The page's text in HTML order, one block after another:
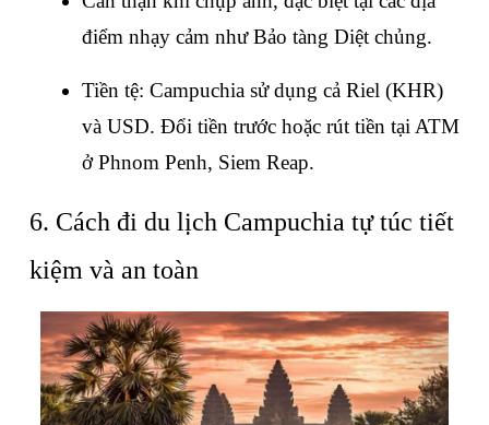
điểm nhạy cảm như Bảo tàng Diệt chủng.
Tiền tệ: Campuchia sử dụng cả Riel (KHR)
và USD. Đổi tiền trước hoặc rút tiền tại ATM
ở Phnom Penh, Siem Reap.
6. Cách đi du lịch Campuchia tự túc tiết
kiệm và an toàn